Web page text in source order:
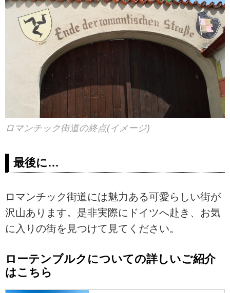
ロマンチック街道の終点(イメージ)
最後に…
ロマンチック街道には魅力ある可愛らしい街が
沢山あります。是非実際にドイツへ赴き、お気
に入りの街を見つけて見てください。
ローテンブルクについての詳しいご紹介
はこちら